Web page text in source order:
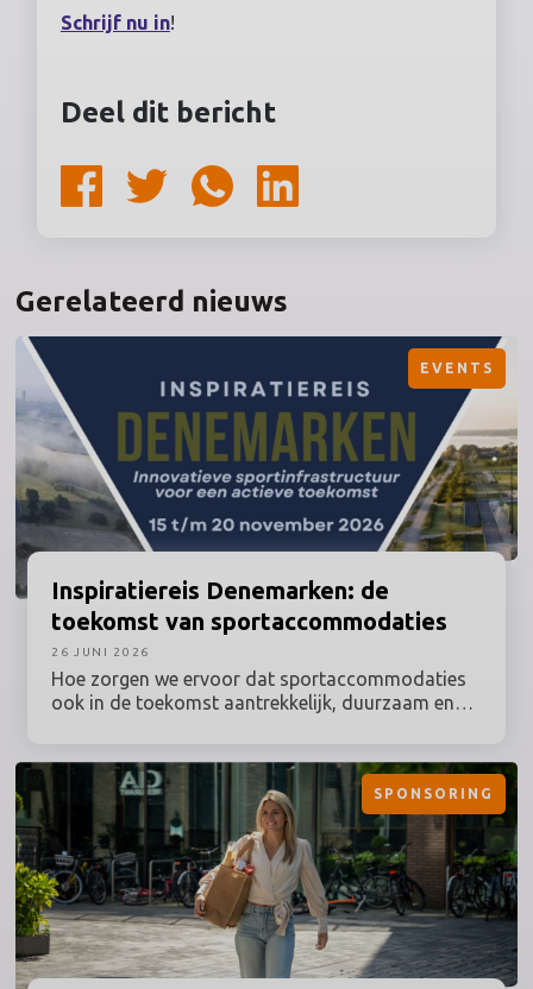
Schrijf nu in!
Deel dit bericht
Gerelateerd nieuws
Inspiratiereis Denemarken: de
toekomst van sportaccommodaties
Hoe zorgen we ervoor dat sportaccommodaties
ook in de toekomst aantrekkelijk, duurzaam en
Maarten van Bottenburg ontdek je hoe een van de
meest vooruitstrevende sportlanden van Europa
omgaat met actuele vraagstukken rondom sport,
bewegen, ruimtegebruik en duurzaamheid.
EVENTS
26 JUNI 2026
SPONSORING